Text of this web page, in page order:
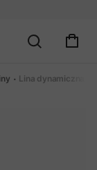
Lina dynamiczna